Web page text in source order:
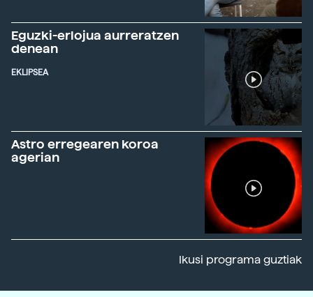
Eguzki-erlojua aurreratzen
denean
EKLIPSEA
Astro erregearen koroa
agerian
Ikusi programa guztiak